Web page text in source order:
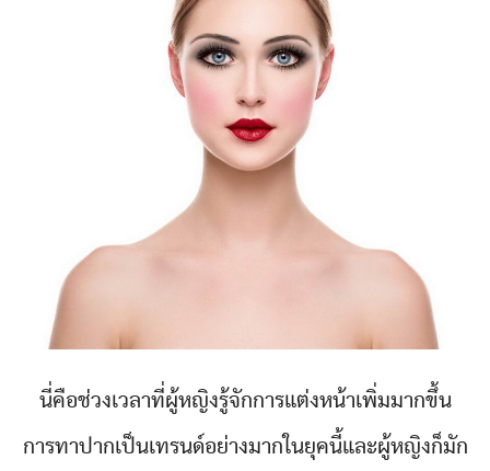
นี่คือช่วงเวลาที่ผู้หญิงรู้จักการแต่งหน้าเพิ่มมากขึ้น
การทาปากเป็นเทรนด์อย่างมากในยุคนี้และผู้หญิงก็มัก